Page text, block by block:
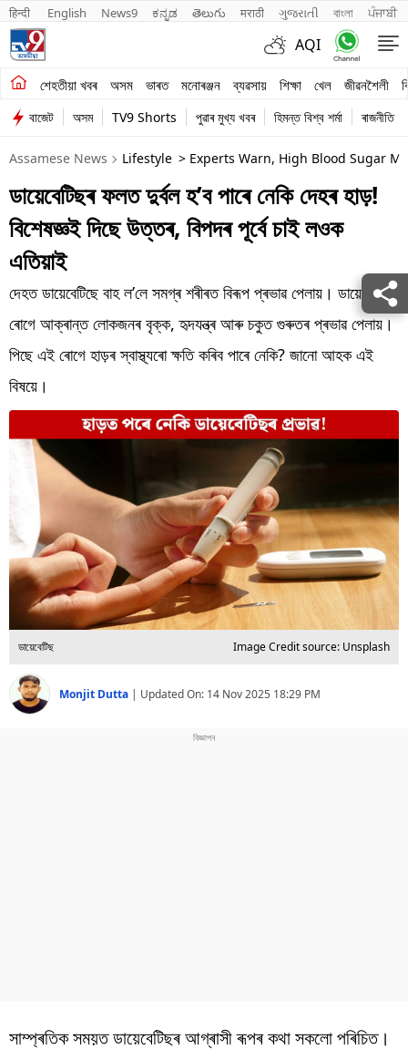
हिन्दी English News9 ಕನ್ನಡ తెలుగు मराठी ગુજરાતી বাংলা ਪੰਜਾਬੀ
AQI
শেহতীয়া খবৰ অসম ভাৰত মনোৰঞ্জন ব্যৱসায় শিক্ষা খেল জীৱনশৈলী
শেহতীয়া খবৰ
অসম
ভাৰত
মনোৰঞ্জন
ব্যৱসায়
শিক্ষা
খেল
জীৱনশৈলী
বিশ্ব
প্ৰযুক্তি
Videos
বাজেট অসম TV9 Shorts পুৱাৰ মুখ্য খবৰ হিমন্ত বিশ্ব শৰ্মা ৰাজনীতি
Assamese News Lifestyle > Experts Warn, High Blood Sugar
ডায়েবেটিছৰ ফলত দুৰ্বল হ’ব পাৰে নেকি দেহৰ হাড়!
বিশেষজ্ঞই দিছে উত্তৰ, বিপদৰ পূৰ্বে চাই লওক
এতিয়াই
দেহত ডায়েবেটিছে বাহ ল’লে সমগ্ৰ শৰীৰত বিৰূপ প্ৰভাৱ পেলায়। ডায়েবেটিছ
ৰোগে আক্ৰান্ত লোকজনৰ বৃক্ক, হৃদযন্ত্ৰ আৰু চকুত গুৰুতৰ প্ৰভাৱ পেলায়।
পিছে এই ৰোগে হাড়ৰ স্বাস্থ্যৰো ক্ষতি কৰিব পাৰে নেকি? জানো আহক এই
বিষয়ে।
ডায়েবেটিছ Image Credit source: Unsplash
Monjit Dutta | Updated On: 14 Nov 2025 18:29 PM
সাম্প্ৰতিকসময়তডায়েবেটিছৰআগ্ৰাসীৰূপৰকথাসকলোপৰিচিত।